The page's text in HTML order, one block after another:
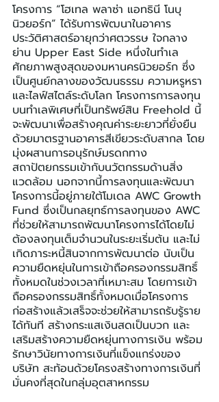
โครงการ “โฮเทล พลาซ่า แอทธินี โนบุ
นิวยอร์ก” ได้รับการพัฒนาในอาคาร
ประวัติศาสตร์อายุกว่าศตวรรษ ใจกลาง
ย่าน Upper East Side หนึ่งในทำเล
ศักยภาพสูงสุดของมหานครนิวยอร์ก ซึ่ง
เป็นศูนย์กลางของวัฒนธรรม ความหรูหรา
และไลฟ์สไตล์ระดับโลก โครงการการลงทุน
บนทำเลพิเศษที่เป็นทรัพย์สิน Freehold นี้
จะพัฒนาเพื่อสร้างคุณค่าระยะยาวที่ยั่งยืน
ด้วยมาตรฐานอาคารสีเขียวระดับสากล โดย
มุ่งผสานการอนุรักษ์มรดกทาง
สถาปัตยกรรมเข้ากับนวัตกรรมด้านสิ่ง
แวดล้อม นอกจากนี้การลงทุนและพัฒนา
โครงการนี้อยู่ภายใต้โมเดล AWC Growth
Fund ซึ่งเป็นกลยุทธ์การลงทุนของ AWC
ที่ช่วยให้สามารถพัฒนาโครงการได้โดยไม่
ต้องลงทุนเต็มจำนวนในระยะเริ่มต้น และไม่
เกิดภาระหนี้สินจากการพัฒนาต่อ นับเป็น
ความยืดหยุ่นในการเข้าถือครองกรรมสิทธิ์
ทั้งหมดในช่วงเวลาที่เหมาะสม โดยการเข้า
ถือครองกรรมสิทธิ์ทั้งหมดเมื่อโครงการ
ก่อสร้างแล้วเสร็จจะช่วยให้สามารถรับรู้ราย
ได้ทันที สร้างกระแสเงินสดเป็นบวก และ
เสริมสร้างความยืดหยุ่นทางการเงิน พร้อม
รักษาวินัยทางการเงินที่แข็งแกร่งของ
บริษัท สะท้อนด้วยโครงสร้างทางการเงินที่
มั่นคงที่สุดในกลุ่มอุตสาหกรรม